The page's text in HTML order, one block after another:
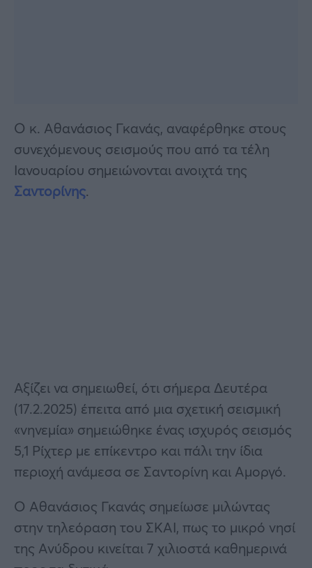
Ο κ. Αθανάσιος Γκανάς, αναφέρθηκε στους
συνεχόμενους σεισμούς που από τα τέλη
Ιανουαρίου σημειώνονται ανοιχτά της
Σαντορίνης.
Αξίζει να σημειωθεί, ότι σήμερα Δευτέρα
(17.2.2025) έπειτα από μια σχετική σεισμική
«νηνεμία» σημειώθηκε ένας ισχυρός σεισμός
5,1 Ρίχτερ με επίκεντρο και πάλι την ίδια
περιοχή ανάμεσα σε Σαντορίνη και Αμοργό.
Ο Αθανάσιος Γκανάς σημείωσε μιλώντας
στην τηλεόραση του ΣΚΑΙ, πως το μικρό νησί
της Ανύδρου κινείται 7 χιλιοστά καθημερινά